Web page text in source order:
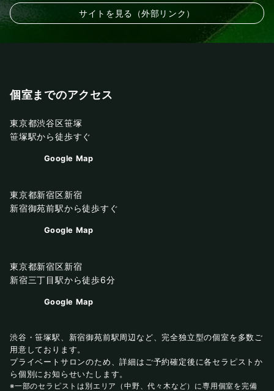
サイトを見る（外部リンク）
個室までのアクセス
東京都渋谷区笹塚
笹塚駅から徒歩すぐ
Google Map
東京都新宿区新宿
新宿御苑前駅から徒歩すぐ
Google Map
東京都新宿区新宿
新宿三丁目駅から徒歩6分
Google Map
渋谷・笹塚駅、新宿御苑前駅周辺など、完全独立型の個室を多数ご
用意しております。
プライベートサロンのため、詳細はご予約確定後に各セラピストか
ら個別にお知らせいたします。
※一部のセラピストは別エリア（中野、代々木など）に専用個室を完備